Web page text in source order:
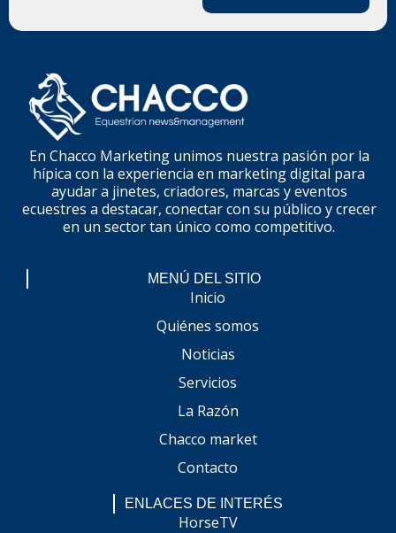
En Chacco Marketing unimos nuestra pasión por la
hípica con la experiencia en marketing digital para
ayudar a jinetes, criadores, marcas y eventos
ecuestres a destacar, conectar con su público y crecer
en un sector tan único como competitivo.
MENÚ DEL SITIO
Inicio
Quiénes somos
Noticias
Servicios
La Razón
Chacco market
Contacto
ENLACES DE INTERÉS
HorseTV